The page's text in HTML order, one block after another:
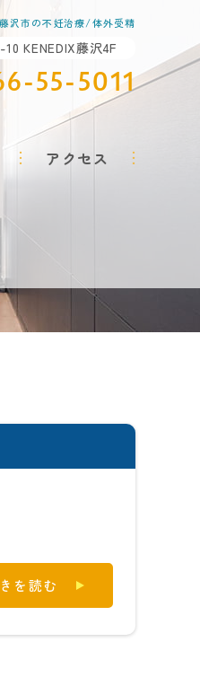
沢市の不妊治療/体外受精
KENEDIX藤沢4F
55-5011
アクセス
を読む